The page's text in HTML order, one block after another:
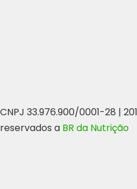
CNPJ 33.976.900/0001-28 |
reservados a BR da Nutrição